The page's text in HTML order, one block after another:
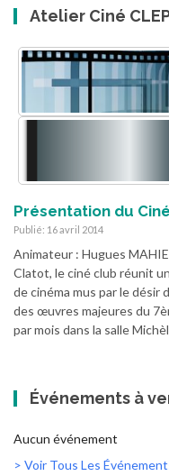
Atelier Ciné
Présentation du
Publié: 16 avril 2014
Animateur : Hugues
Clatot, le ciné club réunit
de cinéma mus par le désir
des œuvres majeures du
par mois dans la salle
Événements à
Aucun événement
> Voir Tous Les